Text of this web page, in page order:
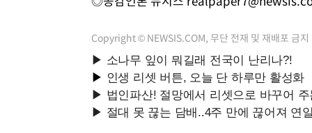
Copyright © NEWSIS.COM, 무단 전재 및 재배포 금지